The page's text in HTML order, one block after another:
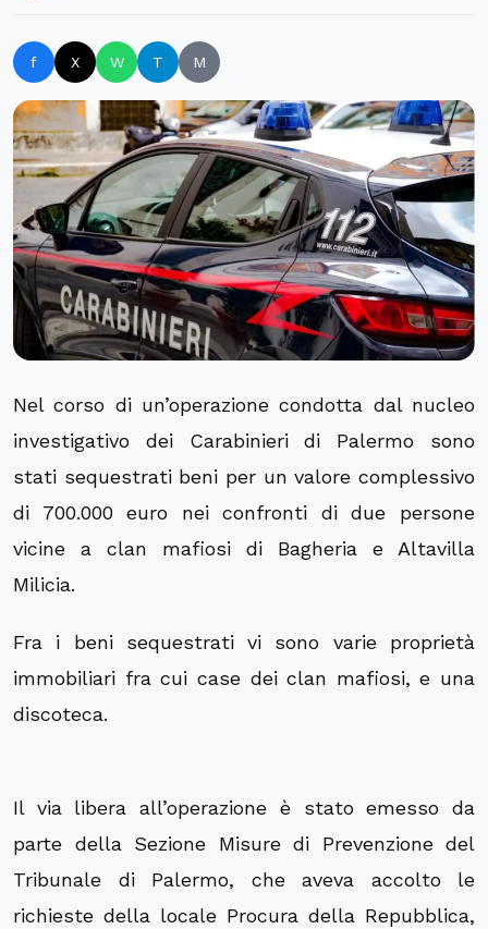
f X W T M
Nel corso di un’operazione condotta dal nucleo
investigativo dei Carabinieri di Palermo sono
stati sequestrati beni per un valore complessivo
di 700.000 euro nei confronti di due persone
vicine a clan mafiosi di Bagheria e Altavilla
Milicia.
Fra i beni sequestrati vi sono varie proprietà
immobiliari fra cui case dei clan mafiosi, e una
discoteca.
Il via libera all’operazione è stato emesso da
parte della Sezione Misure di Prevenzione del
Tribunale di Palermo, che aveva accolto le
richieste della locale Procura della Repubblica,